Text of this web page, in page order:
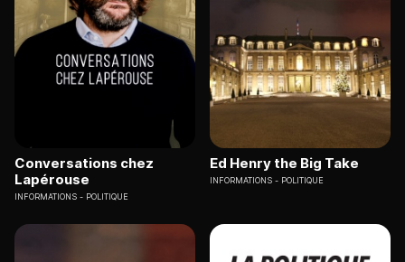
Conversations chez
Lapérouse
INFORMATIONS POLITIQUE
Ed Henry the Big Take
INFORMATIONS POLITIQUE